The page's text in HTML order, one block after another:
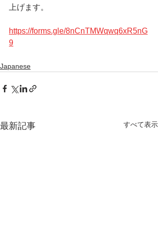
上げます。
https://forms.gle/8nCnTMWqwq6xR5nG
9
Japanese
最新記事 すべて表示